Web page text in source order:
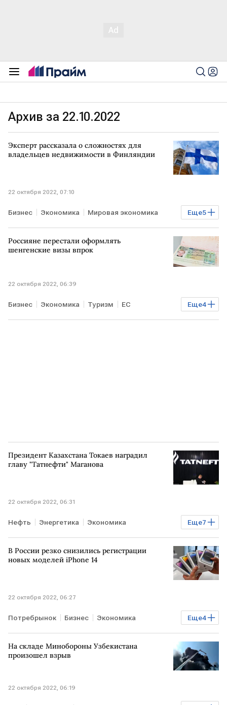
Архив за 22.10.2022
Эксперт рассказала о сложностях для
владельцев недвижимости в Финляндии
22 октября 2022, 07:10
Еще5
Бизнес Экономика Мировая экономика
Недвижимость ФИНЛЯНДИЯ
коммунальные услуги
Россияне перестали оформлять
шенгенские визы впрок
22 октября 2022, 06:39
Еще4
Бизнес Экономика Туризм ЕС
шенгенские визы ЭСТОНИЯ ЛИТВА
Президент Казахстана Токаев наградил
главу "Татнефти" Маганова
22 октября 2022, 06:31
Еще7
Нефть Энергетика Экономика
Мировая экономика КАЗАХСТАН
Касым-Жомарт Токаев
В России резко снизились регистрации
новых моделей iPhone 14
22 октября 2022, 06:27
Еще4
Потребрынок Бизнес Экономика
Технологии iPhone регистрация Билайн
На складе Минобороны Узбекистана
произошел взрыв
22 октября 2022, 06:19